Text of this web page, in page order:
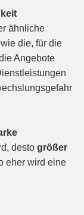
ähnliche
die, für die
Angebote
desto größer
eher wird eine